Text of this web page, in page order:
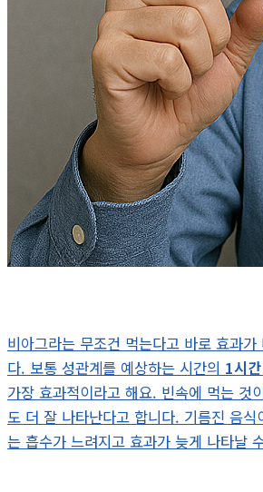
비아그라는 무조건 먹는다고 바로 효과
다. 보통 성관계를 예상하는 시간의 1시
가장 효과적이라고 해요. 빈속에 먹는 것
도 더 잘 나타난다고 합니다. 기름진 음식
는 흡수가 느려지고 효과가 늦게 나타날